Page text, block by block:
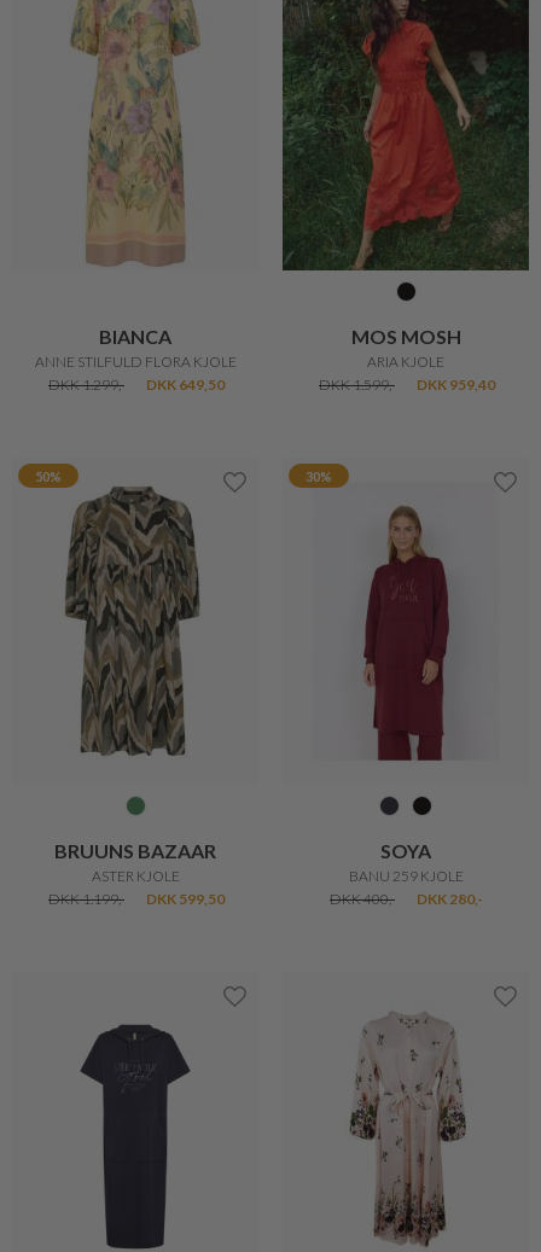
BIANCA
ANNE STILFULD FLORA KJOLE
DKK 1.299,-
DKK 649,50
MOS MOSH
ARIA KJOLE
DKK 1.599,-
DKK 959,40
50%
BRUUNS BAZAAR
ASTER KJOLE
DKK 1.199,-
DKK 599,50
30%
SOYA
BANU 259 KJOLE
DKK 400,-
DKK 280,-